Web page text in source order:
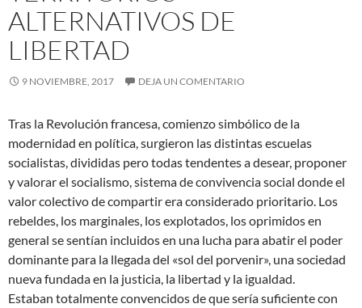
ALTERNATIVOS DE
LIBERTAD
9 NOVIEMBRE, 2017 DEJA UN COMENTARIO
Tras la Revolución francesa, comienzo simbólico de la
modernidad en política, surgieron las distintas escuelas
socialistas, divididas pero todas tendentes a desear, proponer
y valorar el socialismo, sistema de convivencia social donde el
valor colectivo de compartir era considerado prioritario. Los
rebeldes, los marginales, los explotados, los oprimidos en
general se sentían incluidos en una lucha paraabatir el poder
dominante para la llegada del «sol del porvenir», una sociedad
nueva fundada en la justicia, la libertad y la igualdad.
Estaban totalmente convencidos de que sería suficiente con